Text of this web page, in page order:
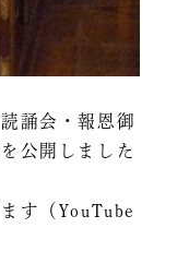
誦会・報恩御
公開しました
す（YouTube